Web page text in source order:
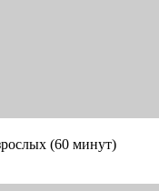
(60 минут)